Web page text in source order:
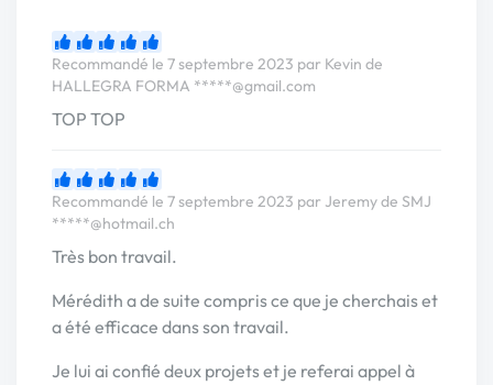
Recommandé le 7 septembre 2023 par Kevin de
HALLEGRA FORMA *****@gmail.com
TOP TOP
Recommandé le 7 septembre 2023 par Jeremy de SMJ
*****@hotmail.ch
Très bon travail.
Mérédith a de suite compris ce que je cherchais et
a été efficace dans son travail.
Je lui ai confié deux projets et je referai appel à